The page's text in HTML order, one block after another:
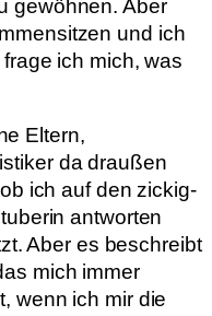
gewöhnen. Aber
und ich
ich mich, was
Eltern,
da draußen
ich auf den zickig-
antworten
Aber es beschreibt
mich immer
wenn ich mir die